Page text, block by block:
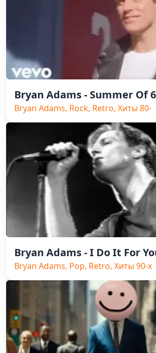
Bryan Adams - Summer Of
Bryan Adams, Rock, Retro, Хиты 80-
х
Bryan Adams - I Do It For
Bryan Adams, Pop, Retro, Хиты 90-х